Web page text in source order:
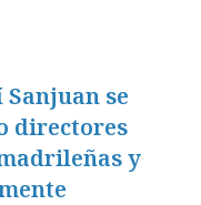
se
directores
y